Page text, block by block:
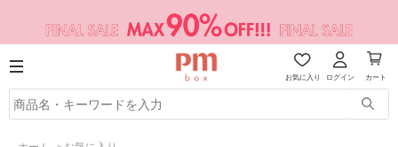
お気に入り ログイン カート